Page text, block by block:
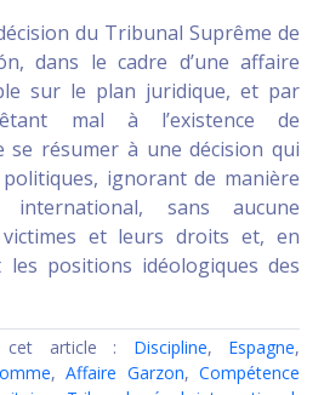
du Tribunal Suprême de
dans le cadre d’une affaire
sur le plan juridique, et par
mal à l’existence de
se résumer à une décision qui
ignorant de manière
sans aucune
et leurs droits et, en
positions idéologiques des
cet article : Discipline, Espagne,
,Affaire Garzon,Compétence